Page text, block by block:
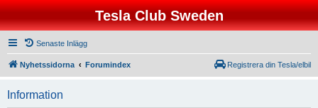
Tesla Club Sweden
Senaste Inlägg
Nyhetssidorna Forumindex Registrera din Tesla/elbil
Information